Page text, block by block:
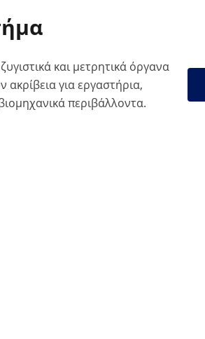
και μετρητικά όργανα
για εργαστήρια,
περιβάλλοντα.